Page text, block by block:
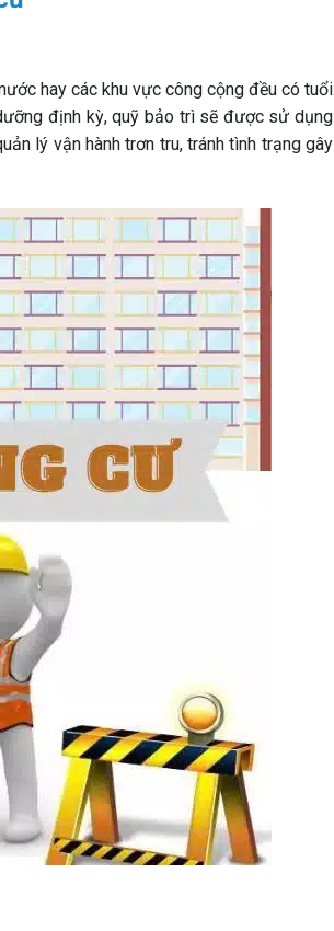
hay các khu vực công cộng đều có tuổi
định kỳ, quỹ bảo trì sẽ được sử dụng
lý vận hành trơn tru, tránh tình trạng gây